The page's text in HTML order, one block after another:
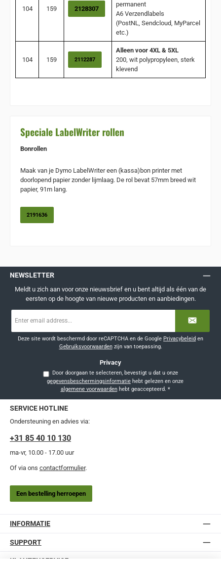
104 159 2128307
permanent
A6 Verzendlabels
(PostNL, Sendcloud, MyParcel
etc.)
104 159 2112287
Alleen voor 4XL & 5XL
200, wit polypropyleen, sterk
klevend
Speciale LabelWriter rollen
Bonrollen
Maak van je Dymo LabelWriter een (kassa)bon printer met
doorlopend papier zonder lijmlaag. De rol bevat 57mm breed wit
papier, 91m lang.
2191636
NEWSLETTER
Meldt u zich aan voor onze nieuwsbrief en u bent altijd als één van de
eersten op de hoogte van nieuwe producten en aanbiedingen.
mailadres
Deze site wordt beschermd door reCAPTCHA en de Google Privacybeleid en
Gebruiksvoorwaardenzijn van toepassing.
Privacy
Door doorgaan te selecteren, bevestigt u dat u onze
gegevensbeschermingsinformatie
algemene voorwaardenhebt geaccepteerd. *
SERVICE HOTLINE
Ondersteuning en advies via:
+31 85 40 10 130
ma-vr, 10.00 - 17.00 uur
Of via ons contactformulier.
Een bestelling herroepen
INFORMATIE
SUPPORT
KLANTENSERVICE